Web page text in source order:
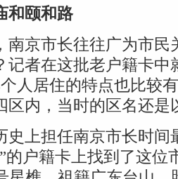
和颐和路
京市长往往广为市民
记者在这批老户籍卡中
人居住的特点也比较
区内，当时的区名还是
上担任南京市长时间
的户籍卡上找到了这位